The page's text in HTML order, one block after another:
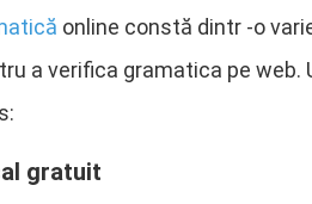
online constă dintr -o
a verifica gramatica pe
gratuit